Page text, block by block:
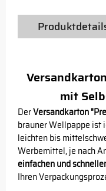
mit
DerVersandkarton
brauner Wellpappe ist
leichten bis
Werbemittel, je nach
einfachen und
Ihren